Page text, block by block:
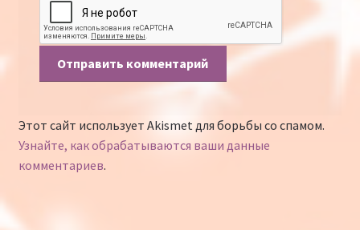
Этот сайт использует Akismet для борьбы со спамом.
Узнайте, как обрабатываются ваши данные
комментариев.